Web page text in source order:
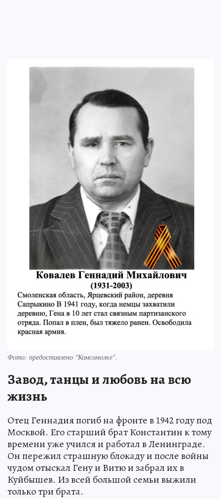
Фото: предоставлено "Комсомолке".
Завод, танцы и любовь на всю
жизнь
Отец Геннадия погиб на фронте в 1942 году под
Москвой. Его старший брат Константин к тому
времени уже учился и работал в Ленинграде.
Он пережил страшную блокаду и после войны
чудом отыскал Гену и Витю и забрал их в
Куйбышев. Из всей большой семьи выжили
только три брата.